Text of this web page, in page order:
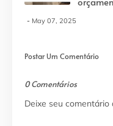
May 07, 2025
Postar Um Comentário
0 Comentários
Deixe seu comentário